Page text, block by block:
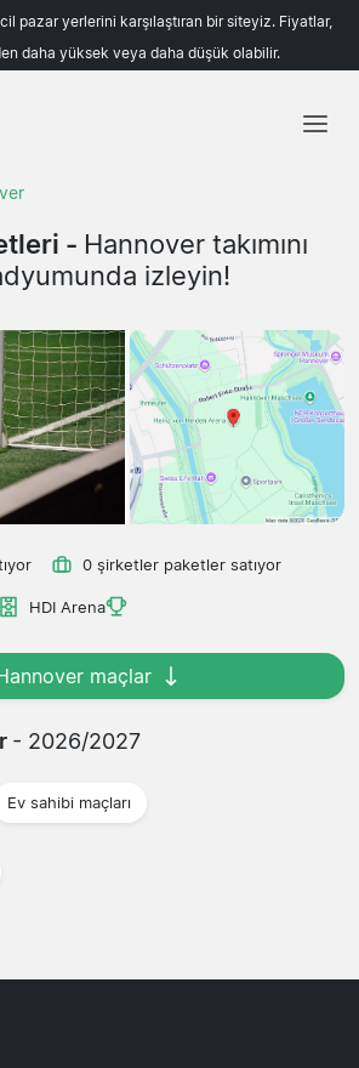
pazar yerlerini karşılaştıran bir siteyiz. Fiyatlar,
daha yüksek veya daha düşük olabilir.
Takımlar
Ligler
- Hannover takımını
izleyin!
0 şirketler paketler satıyor
HDI Arena
maçlar
- 2026/2027
Ev sahibi maçları